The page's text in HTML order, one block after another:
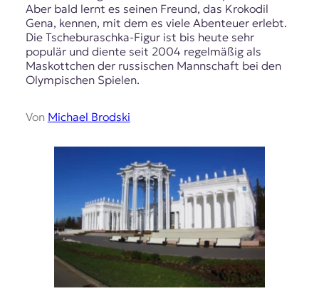
Aber bald lernt es seinen Freund, das Krokodil
Gena, kennen, mit dem es viele Abenteuer erlebt.
Die Tscheburaschka-Figur ist bis heute sehr
populär und diente seit 2004 regelmäßig als
Maskottchen der russischen Mannschaft bei den
Olympischen Spielen.
Von Michael Brodski